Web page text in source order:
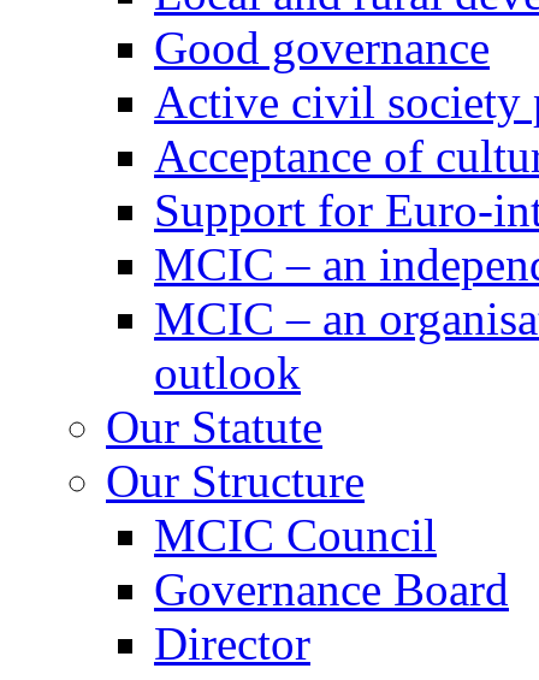
Good governance
Active civil society
Acceptance of
Support for Euro-
MCIC – an
MCIC – an
outlook
Our Statute
Our Structure
MCIC Council
Governance Board
Director